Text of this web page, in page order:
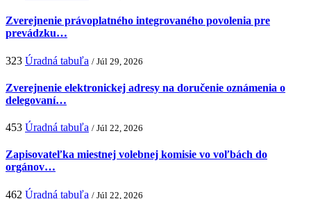
Zverejnenie právoplatného integrovaného povolenia pre
prevádzku…
323 Úradná tabuľa / Júl 29, 2026
Zverejnenie elektronickej adresy na doručenie oznámenia o
delegovaní…
453 Úradná tabuľa / Júl 22, 2026
Zapisovateľka miestnej volebnej komisie vo voľbách do
orgánov…
462 Úradná tabuľa / Júl 22, 2026